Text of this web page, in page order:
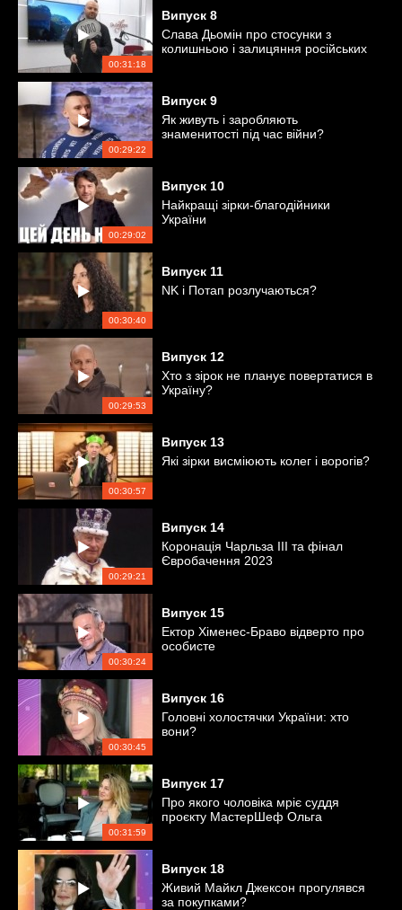
00:31:18
Випуск 8
Слава Дьомін про стосунки з
колишньою і залицяння російських
00:29:22
Випуск 9
Як живуть і заробляють
знаменитості під час війни?
00:29:02
Випуск 10
Найкращі зірки-благодійники
України
00:30:40
Випуск 11
NK і Потап розлучаються?
00:29:53
Випуск 12
Хто з зірок не планує повертатися в
Україну?
00:30:57
Випуск 13
Які зірки висміюють колег і ворогів?
00:29:21
Випуск 14
Коронація Чарльза ІІІ та фінал
Євробачення 2023
00:30:24
Випуск 15
Ектор Хіменес-Браво відверто про
особисте
00:30:45
Випуск 16
Головні холостячки України: хто
вони?
00:31:59
Випуск 17
Про якого чоловіка мріє суддя
проєкту МастерШеф Ольга
Випуск 18
Живий Майкл Джексон прогулявся
за покупками?